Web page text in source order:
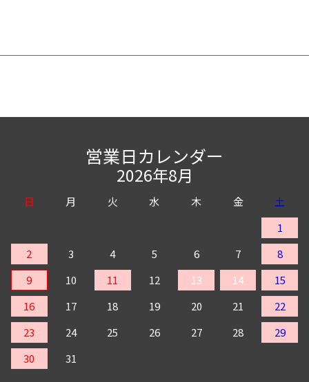
営業日カレンダー
2026年8月
日 月 火 水 木 金
土
1
2
3 4 5 6 7
8
9
10 11 12 13 14
15
16
17 18 19 20 21
22
23
24 25 26 27 28
29
30
31